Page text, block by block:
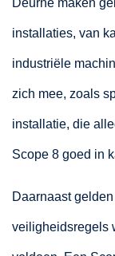
Deurne maken
installaties, van
industriële
zich mee, zoals
installatie, die
Scope 8 goed in
Daarnaast
veiligheidsregels